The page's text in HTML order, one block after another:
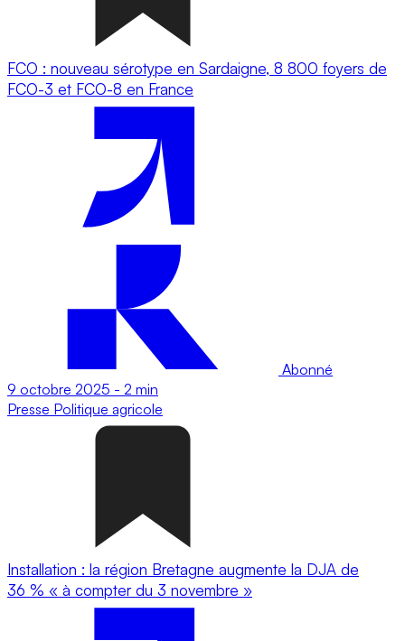
FCO : nouveau sérotype en Sardaigne, 8 800 foyers de
FCO-3 et FCO-8 en France
Abonné
9 octobre 2025 - 2 min
Presse Politique agricole
Installation : la région Bretagne augmente la DJA de
36 % « à compter du 3 novembre »